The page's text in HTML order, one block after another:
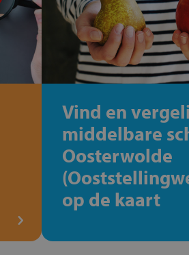
Vind en
middelbare
Oosterwolde
op de kaart